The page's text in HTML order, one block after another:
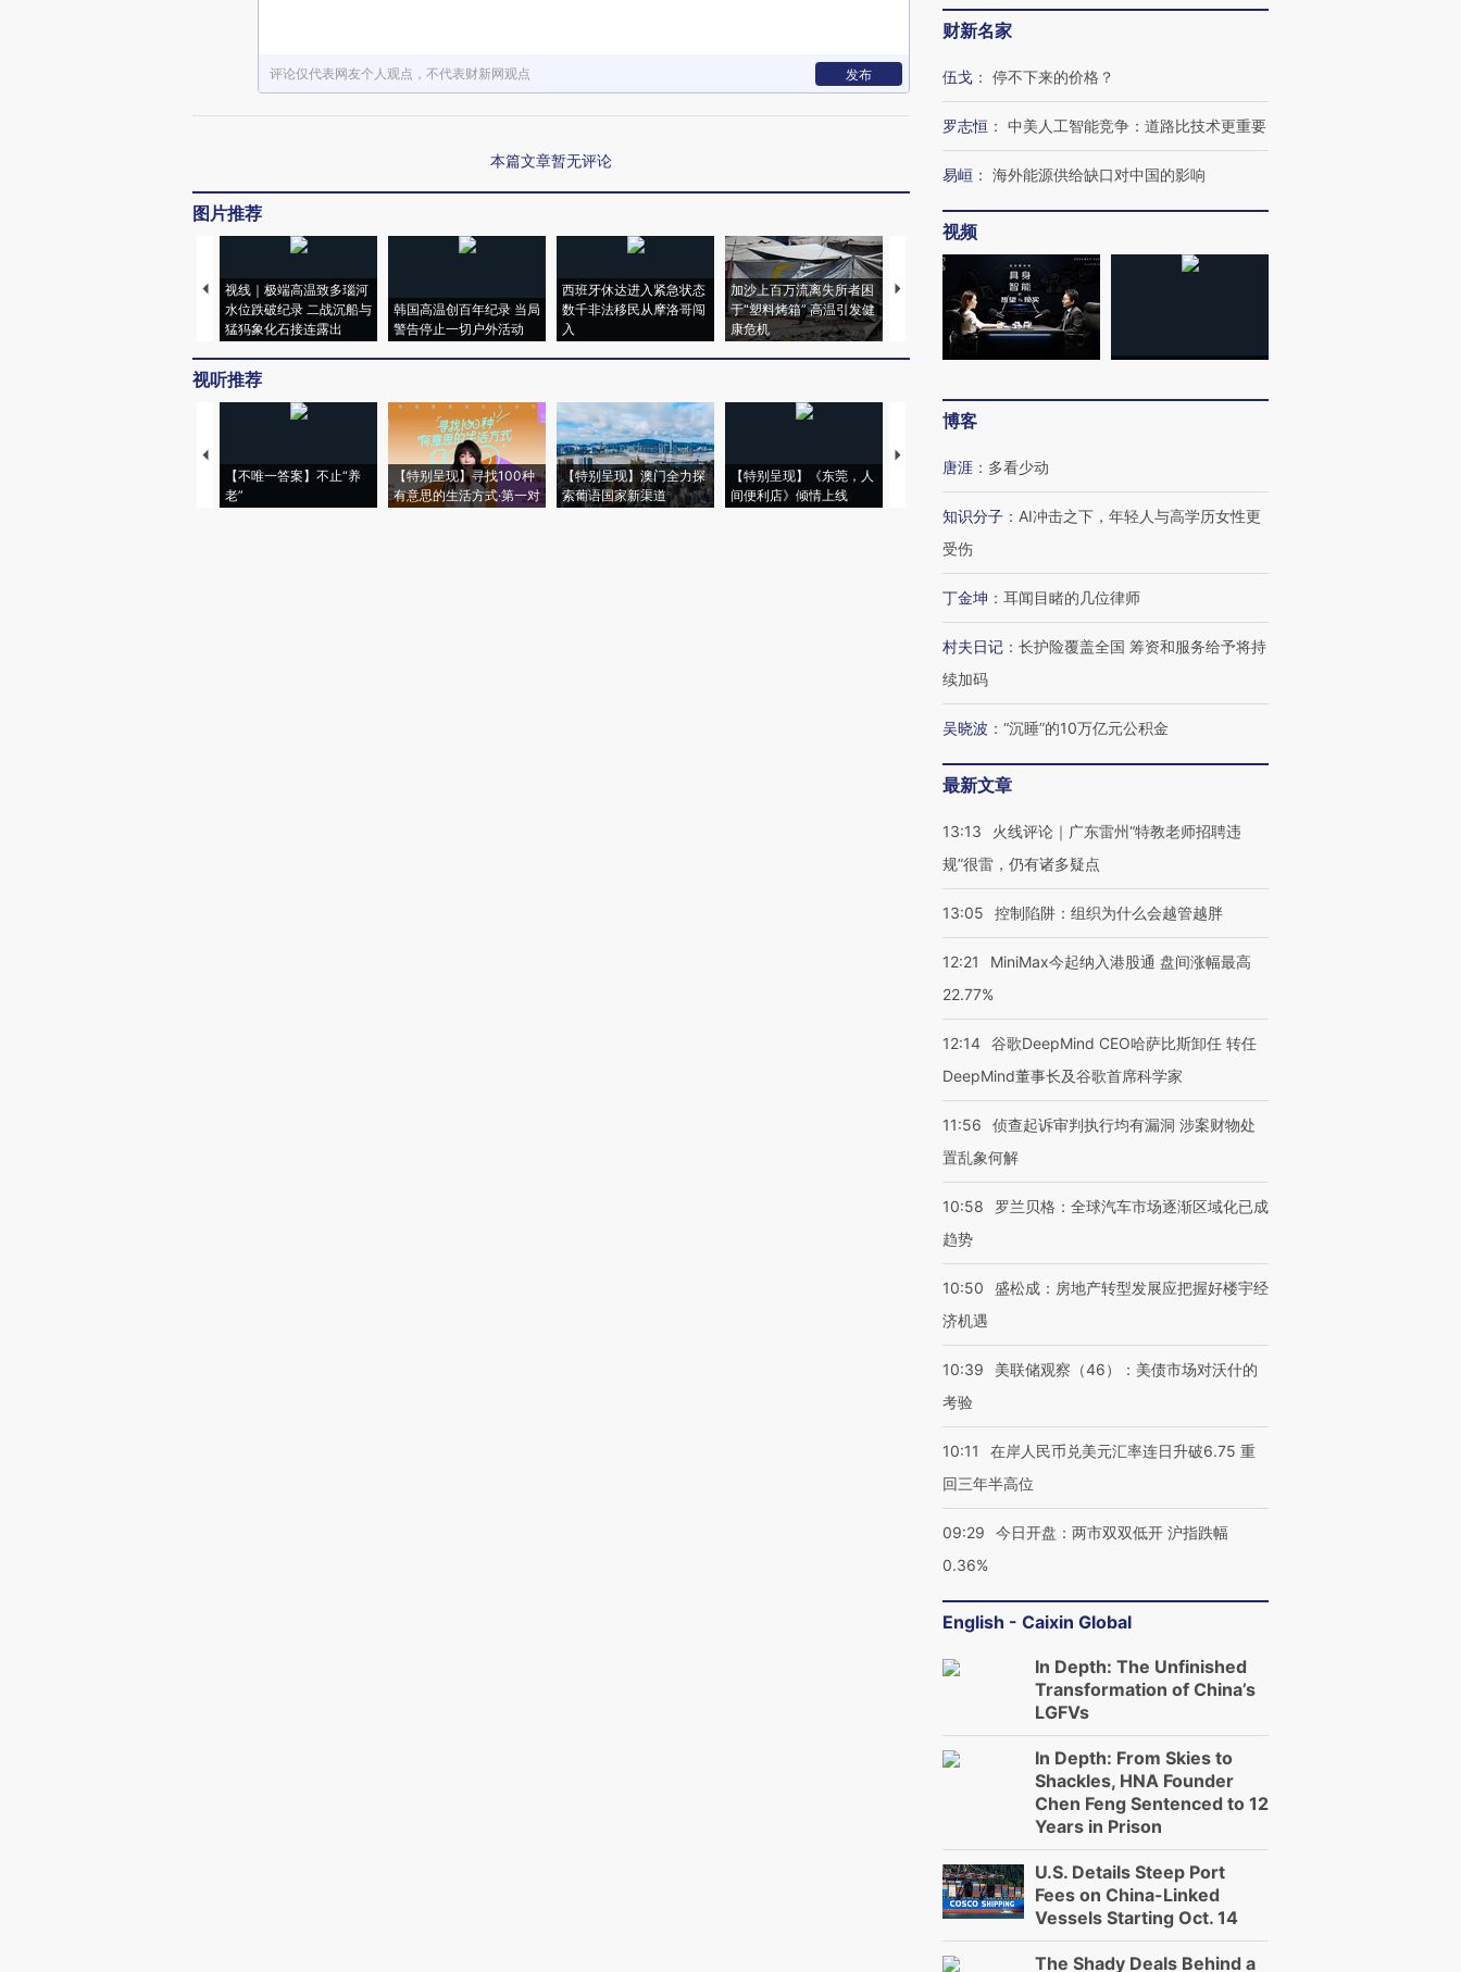
评论仅代表网友个人观点，不代表财新网观点 发布
本篇文章暂无评论
图片推荐
视线｜极端高温致多瑙河
水位跌破纪录 二战沉船与
猛犸象化石接连露出
韩国高温创百年纪录 当局
警告停止一切户外活动
西班牙休达进入紧急状态
数千非法移民从摩洛哥闯
入
加沙上百万流离失所者困
于“塑料烤箱” 高温引发健
康危机
马航飞行员跨国走私7万
粒摇头丸 尿检体内含3种
泽连斯基密集出访美英 索
要防空导弹“救急”
视听推荐
【不唯一答案】不止“养
老”
【特别呈现】寻找100种
有意思的生活方式·第一对
【特别呈现】澳门全力探
索葡语国家新渠道
【特别呈现】《东莞，人
间便利店》倾情上线
【推广】走进第四届链博
会，让数智科技“链”接产
有意思的生活方式·第三对
住三大增长引擎是什么？
财新名家
伍戈 ： 停不下来的价格？
罗志恒 ： 中美人工智能竞争：道路比技术更重要
易峘 ： 海外能源供给缺口对中国的影响
视频
博客
唐涯 ： 多看少动
知识分子 ： AI冲击之下，年轻人与高学历女性更
受伤
丁金坤 ： 耳闻目睹的几位律师
村夫日记 ： 长护险覆盖全国 筹资和服务给予将持
续加码
吴晓波 ： “沉睡”的10万亿元公积金
最新文章
13:13
火线评论｜广东雷州“特教老师招聘违
规”很雷，仍有诸多疑点
13:05 控制陷阱：组织为什么会越管越胖
12:21
MiniMax今起纳入港股通 盘间涨幅最高
22.77%
12:14 谷歌DeepMind CEO哈萨比斯卸任 转任
DeepMind董事长及谷歌首席科学家
11:56
侦查起诉审判执行均有漏洞 涉案财物处
置乱象何解
10:58
罗兰贝格：全球汽车市场逐渐区域化已成
趋势
10:50
盛松成：房地产转型发展应把握好楼宇经
济机遇
10:39
美联储观察（46）：美债市场对沃什的
考验
10:11
在岸人民币兑美元汇率连日升破6.75 重
回三年半高位
09:29
今日开盘：两市双双低开 沪指跌幅
0.36%
English - Caixin Global
In Depth: The Unfinished
Transformation of China’s
LGFVs
In Depth: From Skies to
Shackles, HNA Founder
Chen Feng Sentenced to 12
Years in Prison
U.S. Details Steep Port
Fees on China-Linked
Vessels Starting Oct. 14
The Shady Deals Behind a